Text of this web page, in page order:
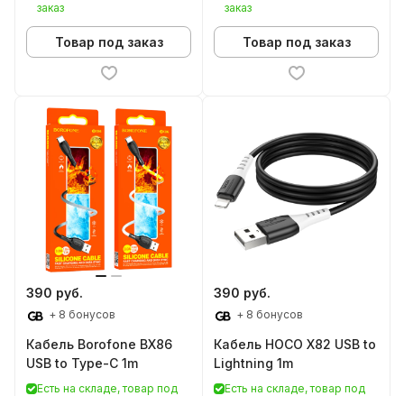
заказ
Товар под заказ
заказ
Товар под заказ
390 руб.
+ 8 бонусов
Кабель Borofone BX86
USB to Type-C 1m
Есть на складе, товар под
390 руб.
+ 8 бонусов
Кабель HOCO X82 USB to
Lightning 1m
Есть на складе, товар под